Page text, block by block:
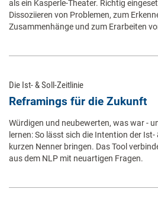
als ein Kasperle-Theater. Richtig
Dissoziieren von Problemen, zum
Zusammenhänge und zum Erarbeiten
Die Ist- & Soll-Zeitlinie
Reframings für die Zukunft
Würdigen und neubewerten, was war -
lernen: So lässt sich die Intention der Ist-
kurzen Nenner bringen. Das Tool
aus dem NLP mit neuartigen Fragen.